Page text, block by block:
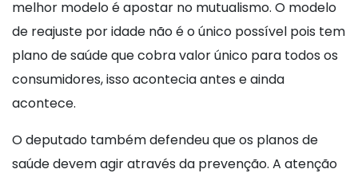
melhor modelo é apostar no mutualismo. O modelo
de reajuste por idade não é o único possível pois tem
plano de saúde que cobra valor único para todos os
consumidores, isso acontecia antes e ainda
acontece.
O deputado também defendeu que os planos de
saúde devem agir através da prevenção. A atenção